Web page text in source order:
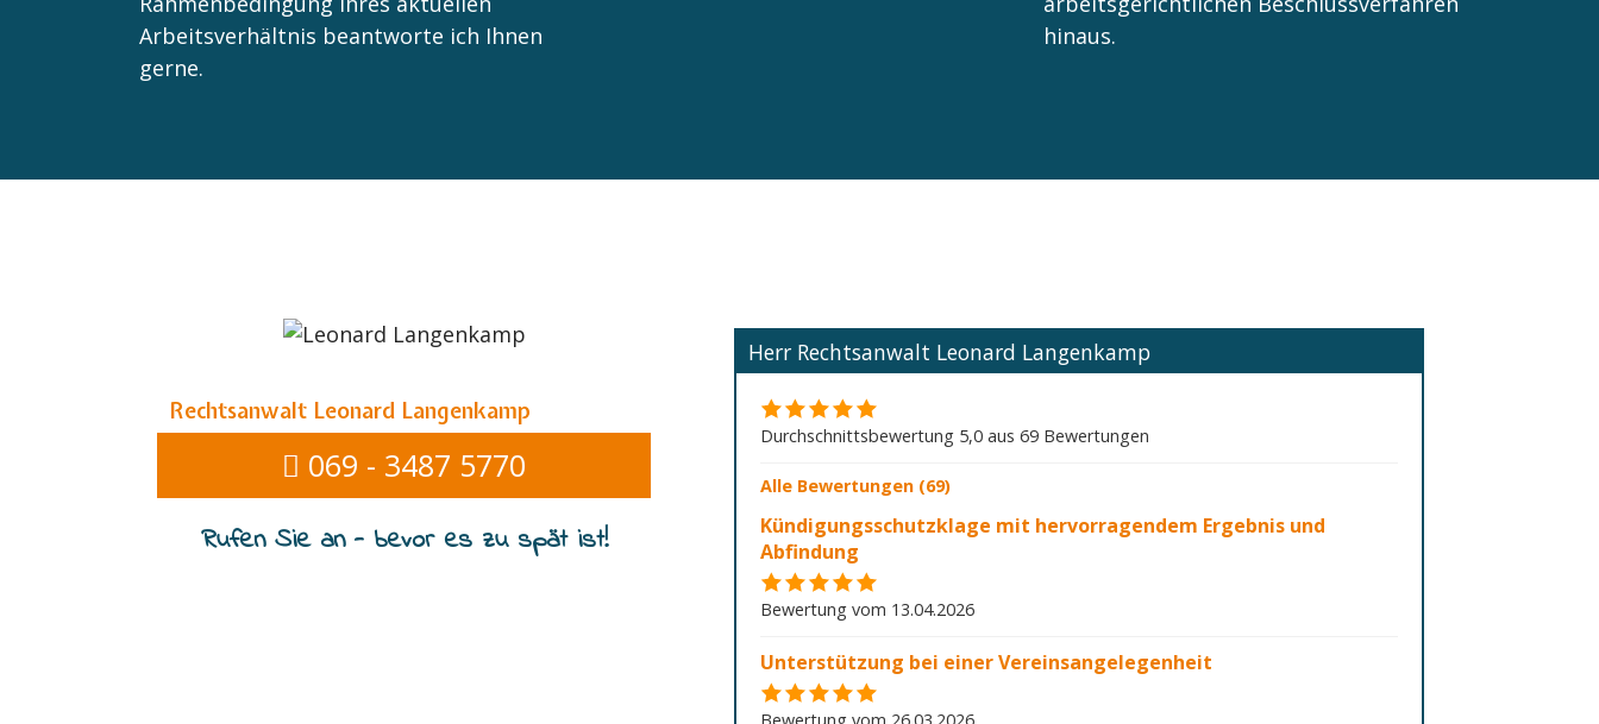
Arbeitsverhältnis beantworte ich Ihnen
gerne.
hinaus.
Rechtsanwalt Leonard Langenkamp
069 - 3487 5770
Rufen Sie an - bevor es zu spät ist!
Herr Rechtsanwalt Leonard Langenkamp
Durchschnittsbewertung 5,0 aus 69 Bewertungen
Alle Bewertungen (69)
Kündigungsschutzklage mit hervorragendem Ergebnis und
Abfindung
Bewertung vom 13.04.2026
Unterstützung bei einer Vereinsangelegenheit